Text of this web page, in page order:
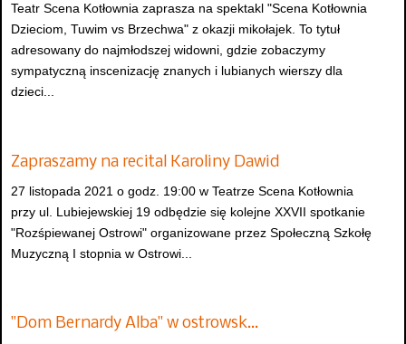
Teatr Scena Kotłownia zaprasza na spektakl "Scena Kotłownia
Dzieciom, Tuwim vs Brzechwa" z okazji mikołajek. To tytuł
adresowany do najmłodszej widowni, gdzie zobaczymy
sympatyczną inscenizację znanych i lubianych wierszy dla
dzieci...
Zapraszamy na recital Karoliny Dawid
27 listopada 2021 o godz. 19:00 w Teatrze Scena Kotłownia
przy ul. Lubiejewskiej 19 odbędzie się kolejne XXVII spotkanie
"Rozśpiewanej Ostrowi" organizowane przez Społeczną Szkołę
Muzyczną I stopnia w Ostrowi...
"Dom Bernardy Alba" w ostrowsk…